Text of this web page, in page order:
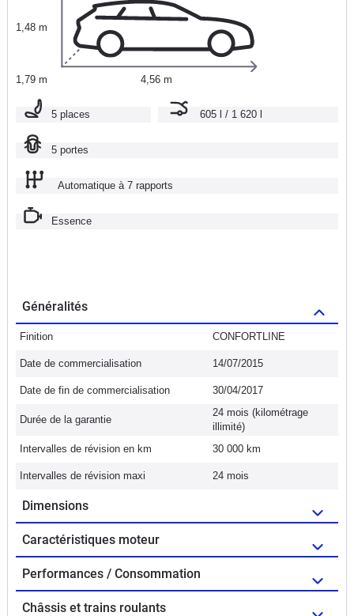
1,48 m
1,79 m 4,56 m
5 places 605 l / 1 620 l
5 portes
Automatique à 7 rapports
Essence
Généralités
Finition CONFORTLINE
Date de commercialisation 14/07/2015
Date de fin de commercialisation 30/04/2017
Durée de la garantie
24 mois (kilométrage
illimité)
Intervalles de révision en km
30 000 km
Intervalles de révision maxi 24 mois
Dimensions
Caractéristiques moteur
Performances / Consommation
Châssis et trains roulants